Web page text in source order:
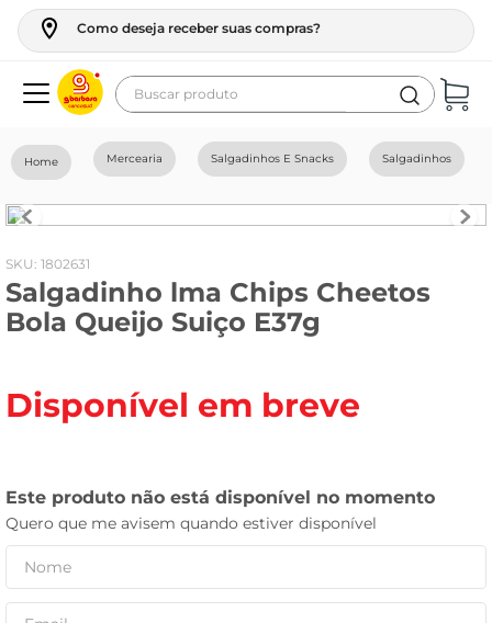
Como deseja receber suas compras?
Buscar produto
Mercearia Salgadinhos E Snacks Salgadinhos
: 1802631
Salgadinho lma Chips Cheetos
Bola Queijo Suiço E37g
Disponível em breve
geladeira
fogao
café
cerveja
leite
tv